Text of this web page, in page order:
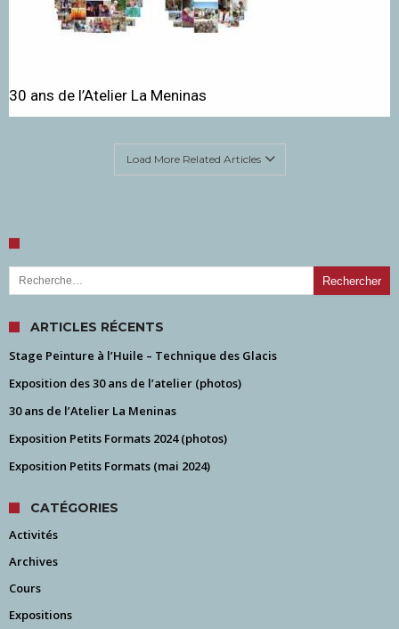
30 ans de l’Atelier La Meninas
Load More Related Articles
Rechercher :
ARTICLES RÉCENTS
Stage Peinture à l’Huile – Technique des Glacis
Exposition des 30 ans de l’atelier (photos)
30 ans de l’Atelier La Meninas
Exposition Petits Formats 2024 (photos)
Exposition Petits Formats (mai 2024)
CATÉGORIES
Activités
Archives
Cours
Expositions